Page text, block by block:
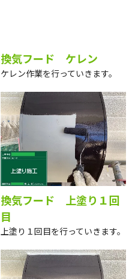
換気フード ケレン
ケレン作業を行っていきます。
換気フード 上塗り１回
目
上塗り１回目を行っていきます。